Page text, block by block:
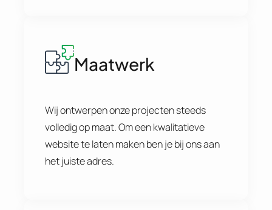
Maatwerk
Wij ontwerpen onze projecten steeds
volledig op maat. Om een kwalitatieve
website te laten maken ben je bij ons aan
het juiste adres.